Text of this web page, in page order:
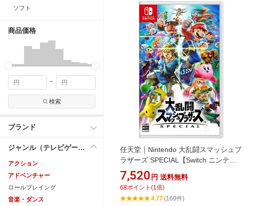
ソフト
商品価格
~
検索
ブランド
ジャンル（テレビゲーム）
アクション
アドベンチャー
ロールプレイング
音楽・ダンス
任天堂｜Nintendo 大乱闘スマッシュブ
ラザーズ SPECIAL【Switch ニンテン
ドー スイッチ ソフト スマブラ】
7,520 円 送料無料
68ポイント (1 倍)
4.77(160件)